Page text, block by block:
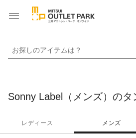
お探しのアイテムは？
Sonny Label（メンズ）のタ
レディース メンズ